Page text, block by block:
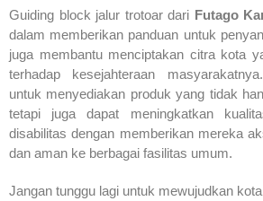
Guiding block jalur trotoar dari Futago
dalam memberikan panduan untuk
juga membantu menciptakan citra kota
terhadap kesejahteraan
untuk menyediakan produk yang tidak
tetapi juga dapat meningkatkan
disabilitas dengan memberikan mereka
dan aman ke berbagai fasilitas umum.
Jangan tunggu lagi untuk mewujudkan